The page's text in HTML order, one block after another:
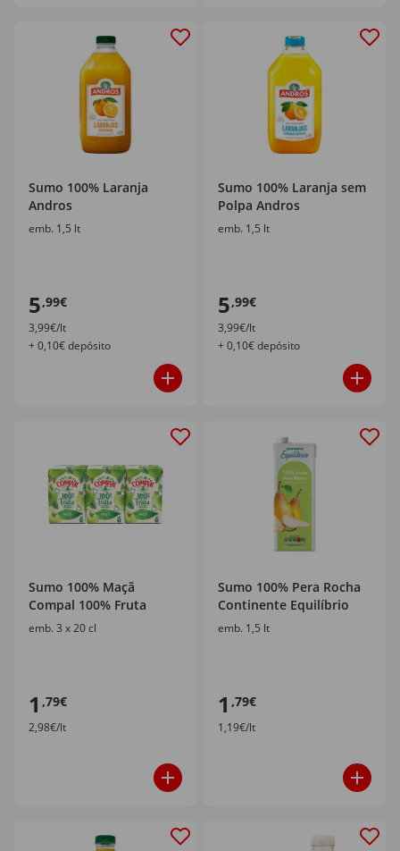
Sumo 100% Laranja
Andros
emb. 1,5 lt
5,99€
3,99€/lt
+ 0,10€ depósito
Sumo 100% Laranja sem
Polpa Andros
emb. 1,5 lt
5,99€
3,99€/lt
+ 0,10€ depósito
Sumo 100% Maçã
Compal 100% Fruta
emb. 3 x 20 cl
1 ,79€
2,98€/lt
Sumo 100% Pera Rocha
Continente Equilíbrio
emb. 1,5 lt
1 ,79€
1,19€/lt